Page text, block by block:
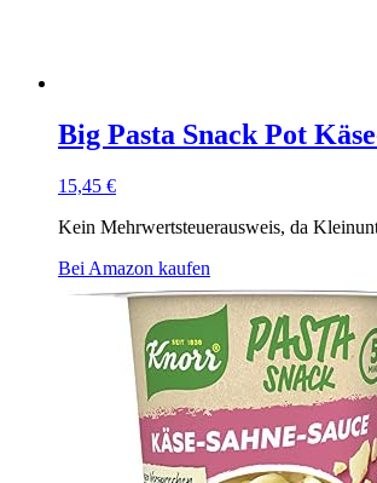
Big Pasta Snack Pot
15,45 €
Kein Mehrwertsteuerausweis, da
Bei Amazon kaufen